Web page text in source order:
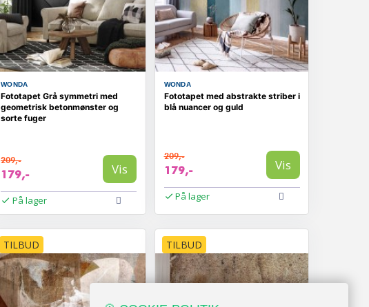
WONDA
Fototapet Grå symmetri med
geometrisk betonmønster og
sorte fuger
209,-
179,- Vis
På lager
WONDA
Fototapet med abstrakte striber i
blå nuancer og guld
209,-
179,- Vis
På lager
TILBUD TILBUD